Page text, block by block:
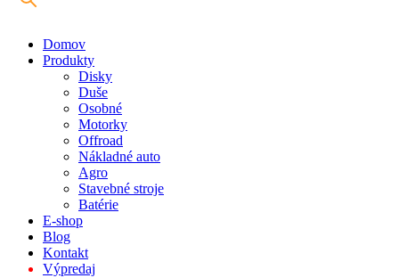
Domov
Produkty
Disky
Duše
Osobné
Motorky
Offroad
Nákladné auto
Agro
Stavebné stroje
Batérie
E-shop
Blog
Kontakt
Výpredaj